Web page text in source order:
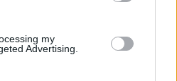
my
Advertising.
ve teknik. Bu maçta iki
. Son haftaların golcü
skor anlamında yine